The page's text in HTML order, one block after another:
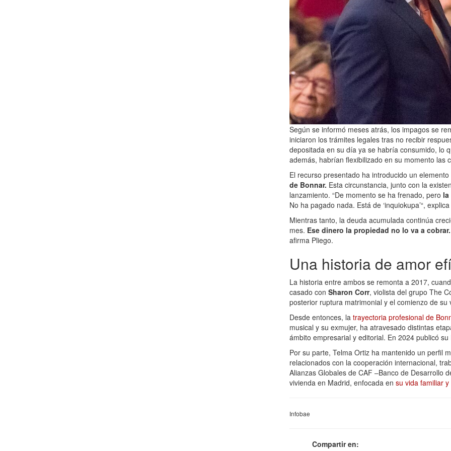
Según se informó meses atrás, los impagos se
iniciaron los trámites legales tras no recibir
depositada en su día ya se habría consumido, lo
además, habrían flexibilizado en su momento las
El recurso presentado ha introducido un
de Bonnar. Esta circunstancia, junto con la
lanzamiento. “De momento se ha frenado, pero
No ha pagado nada. Está de ‘inquiokupa’“,
Mientras tanto, la deuda acumulada continúa
mes. Ese dinero la propiedad no lo va a cobrar.
afirma Pliego.
Una historia de amor
La historia entre ambos se remonta a 2017,
casado con Sharon Corr, violista del grupo The
posterior ruptura matrimonial y el comienzo de
Desde entonces, la trayectoria profesional de
musical y su exmujer, ha atravesado distintas
ámbito empresarial y editorial. En 2024 publicó
Por su parte, Telma Ortiz ha mantenido un perfil
relacionados con la cooperación internacional,
Alianzas Globales de CAF –Banco de Desarrollo
vivienda en Madrid, enfocada en su vida familiar
Infobae
Compartir en: